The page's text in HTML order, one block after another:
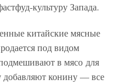
культуру Запада.
китайские мясные
под видом
в мясо для
добавляют конину — все